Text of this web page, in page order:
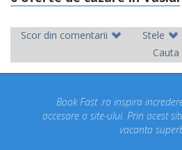
Scor din comentarii
Stele
.ro inspira incredere inca de la prima
a site-ului. Prin acest site am avut parte